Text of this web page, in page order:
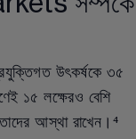
উৎকর্ষকে ৩৫
১৫ লক্ষেরও বেশি
আস্থা রাখেন। ⁴